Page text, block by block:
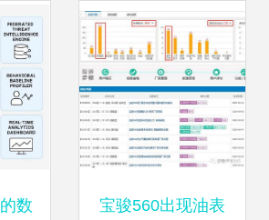
数 宝骏560出现油表